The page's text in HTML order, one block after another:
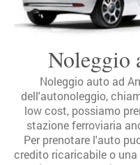
Noleggio
Noleggio auto ad
dell'autonoleggio,
low cost, possiamo
stazione ferroviaria
Per prenotare l'auto
credito ricaricabile o